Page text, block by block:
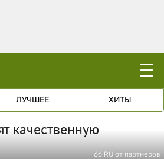
☰
ЛУЧШЕЕ ХИТЫ
качественную
66.RU от партнеров